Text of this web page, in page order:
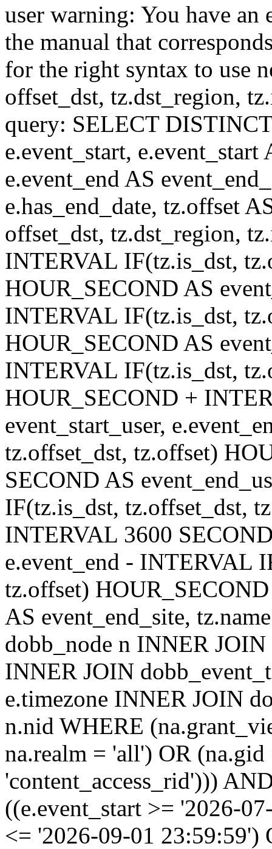
user warning: You have
the manual that
for the right syntax to use
offset_dst, tz.dst_region,
query: SELECT
e.event_start,
e.event_end AS
e.has_end_date, tz.offset
offset_dst, tz.dst_region,
INTERVAL IF(tz.is_dst,
HOUR_SECOND AS
INTERVAL IF(tz.is_dst,
HOUR_SECOND AS
INTERVAL IF(tz.is_dst,
HOUR_SECOND +
event_start_user,
tz.offset_dst, tz.offset)
SECOND AS
IF(tz.is_dst, tz.offset_dst,
INTERVAL 3600
e.event_end - INTERVAL
tz.offset)
AS event_end_site,
dobb_node n INNER
INNER JOIN
e.timezone INNER JOIN
n.nid WHERE
na.realm = 'all') OR
'content_access_rid')))
((e.event_start >= '2026-
<= '2026-09-01 23:59:59')